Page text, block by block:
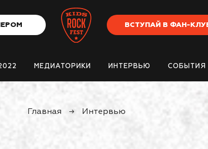
ВСТУПАЙ В ФАН-
МЕДИАТОРИКИ ИНТЕРВЬЮ СОБЫТИЯ
Главная → Интервью